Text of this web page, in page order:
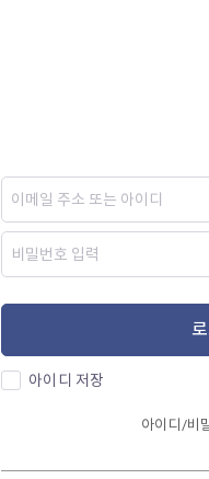
아이디 저장
아이디/비